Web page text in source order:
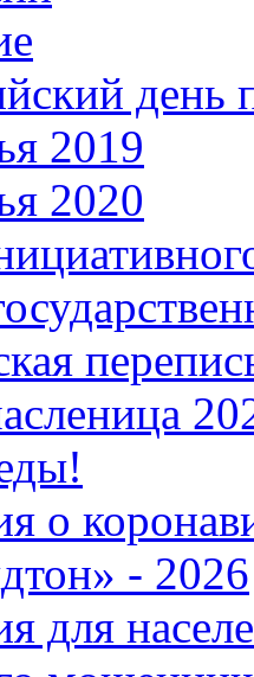
день
2019
2020
о
- 2026
для